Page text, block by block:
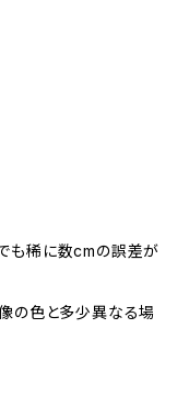
も稀に数cmの誤差が
の色と多少異なる場